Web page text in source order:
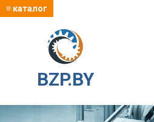
≡ каталог
BZP.BY